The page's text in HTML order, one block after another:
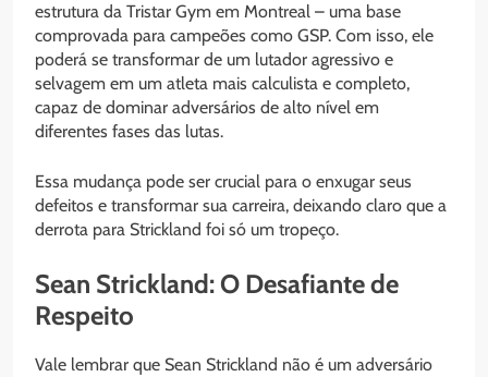
estrutura da Tristar Gym em Montreal – uma base
comprovada para campeões como GSP. Com isso, ele
poderá se transformar de um lutador agressivo e
selvagem em um atleta mais calculista e completo,
capaz de dominar adversários de alto nível em
diferentes fases das lutas.
Essa mudança pode ser crucial para o enxugar seus
defeitos e transformar sua carreira, deixando claro que a
derrota para Strickland foi só um tropeço.
Sean Strickland: O Desafiante de
Respeito
Vale lembrar que Sean Strickland não é um adversário